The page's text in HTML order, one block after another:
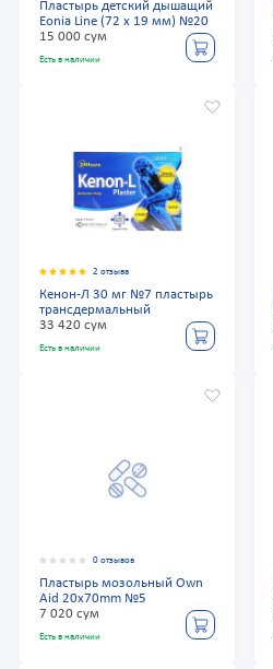
Пластырь детский дышащий
Eonia Line (72 х 19 мм) №20
15 000 сум
Есть в наличии
2 отзыва
Кенон-Л 30 мг №7 пластырь
трансдермальный
33 420 сум
Есть в наличии
0 отзывов
Пластырь мозольный Own
Aid 20х70mm №5
7 020 сум
Есть в наличии